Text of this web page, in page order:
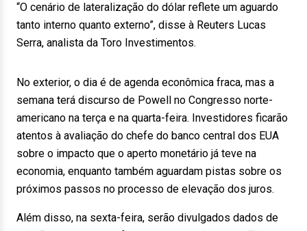
“O cenário de lateralização do dólar reflete um aguardo
tanto interno quanto externo”, disse à Reuters Lucas
Serra, analista da Toro Investimentos.
No exterior, o dia é de agenda econômica fraca, mas a
semana terá discurso de Powell no Congresso norte-
americano na terça e na quarta-feira. Investidores ficarão
atentos à avaliação do chefe do banco central dos EUA
sobre o impacto que o aperto monetário já teve na
economia, enquanto também aguardam pistas sobre os
próximos passos no processo de elevação dos juros.
Além disso, na sexta-feira, serão divulgados dados de